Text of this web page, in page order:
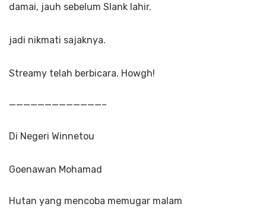
damai, jauh sebelum Slank lahir.
jadi nikmati sajaknya.
Streamy telah berbicara. Howgh!
—————————————–
Di Negeri Winnetou
Goenawan Mohamad
Hutan yang mencoba memugar malam